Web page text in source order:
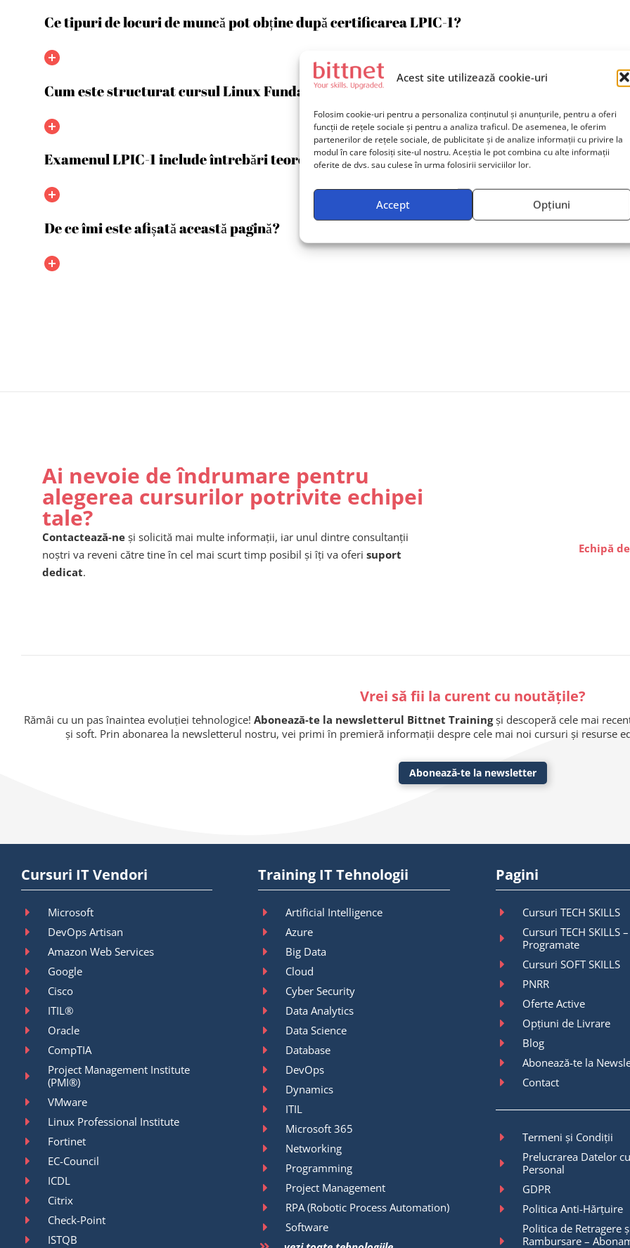
Acest site utilizează cookie-uri
Folosim cookie-uri pentru a personaliza conținutul și anunțurile, pentru a oferi
funcții de rețele sociale și pentru a analiza traficul. De asemenea, le oferim
partenerilor de rețele sociale, de publicitate și de analize informații cu privire la
modul în care folosiți site-ul nostru. Aceștia le pot combina cu alte informații
oferite de dvs. sau culese în urma folosirii serviciilor lor.
Accept Opțiuni
Ce tipuri de locuri de muncă pot obține după certificarea LPIC-1?
Cum este structurat cursul Linux Fundamentals pentru a ajuta la obținerea certificării
Examenul LPIC-1 include întrebări teoretice sau și exerciții practice?
De ce îmi este afișată această pagină?
Ai nevoie de îndrumare pentru
alegerea cursurilor potrivite echipei
tale?
Contactează-ne și solicită mai multe informații, iar unul dintre consultanții
noștri va reveni către tine în cel mai scurt timp posibil și îți va oferi suport
dedicat.
Echipă
Vrei să fii la curent cu noutățile?
Rămâi cu un pas înaintea evoluției tehnologice! Abonează-te la newsletterul Bittnet Trainingși descoperă cele mai
și soft. Prin abonarea la newsletterul nostru, vei primi în premieră informații despre cele mai noi cursuri și resurse
Abonează-te la newsletter
Cursuri IT Vendori
Microsoft
DevOps Artisan
Amazon Web Services
Google
Cisco
ITIL®
Oracle
CompTIA
Project Management Institute
(PMI®)
VMware
Linux Professional Institute
Fortinet
EC-Council
ICDL
Citrix
Check-Point
ISTQB
Training IT Tehnologii
Artificial Intelligence
Azure
Big Data
Cloud
Cyber Security
Data Analytics
Data Science
Database
DevOps
Dynamics
ITIL
Microsoft 365
Networking
Programming
Project Management
RPA (Robotic Process Automation)
Software
Pagini
Cursuri TECH SKILLS
Cursuri TECH SKILLS
Programate
Cursuri SOFT SKILLS
PNRR
Oferte Active
Opțiuni de Livrare
Blog
Abonează-te la
Contact
Termeni și Condiții
Prelucrarea Datelor
Personal
GDPR
Politica Anti-Hărțuire
Politica de Retragere
Rambursare –